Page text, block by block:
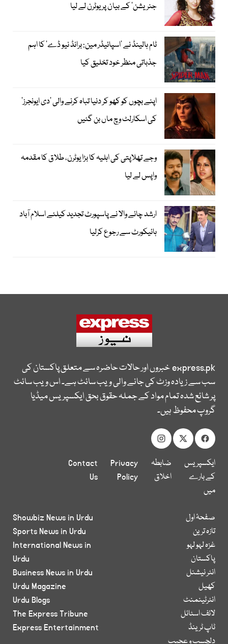
جنریشن‘ کے بیان پر یوٹرن لے لیا
ٹام ہالینڈ نے ’اسپائیڈر مین: برانڈ نیو ڈے‘ کا اہم
جذباتی منظر خود تخلیق کیا
اپنے بچوں کو کھو کر دنیا تباہ کرنے والی ’دی ایونجرز‘
کی اسکارلٹ وچ ماں بن گئیں
وجے تھلاپتی کی اہلیہ کا بڑا یوٹرن، طلاق کا مقدمہ
واپس لے لیا
ارشد چائے والا نے پاسپورٹ تجدید کیلئے اسلام آباد
ہائیکورٹ سے رجوع کرلیا
express.pkخبروں اور حالات حاضرہ سے متعلق پاکستان کی
سب سے زیادہ وزٹ کی جانے والی ویب سائٹ ہے۔ اس ویب سائٹ
پر شائع شدہ تمام مواد کے جملہ حقوق بحق ایکسپریس میڈیا
گروپ محفوظ ہیں۔
ایکسپریس
کے بارے
میں
ضابطہ
اخلاق
Privacy
Policy
Contact
Us
صفحۂ اول
تازہ ترین
غزہ لہو لہو
پاکستان
انٹر نیشنل
کھیل
انٹرٹینمنٹ
لائف اسٹائل
ٹاپ ٹرینڈ
دلچسپ و عجیب
Showbiz News in Urdu
Sports News in Urdu
International News in
Urdu
Business News in Urdu
Urdu Magazine
Urdu Blogs
The Express Tribune
Express Entertainment